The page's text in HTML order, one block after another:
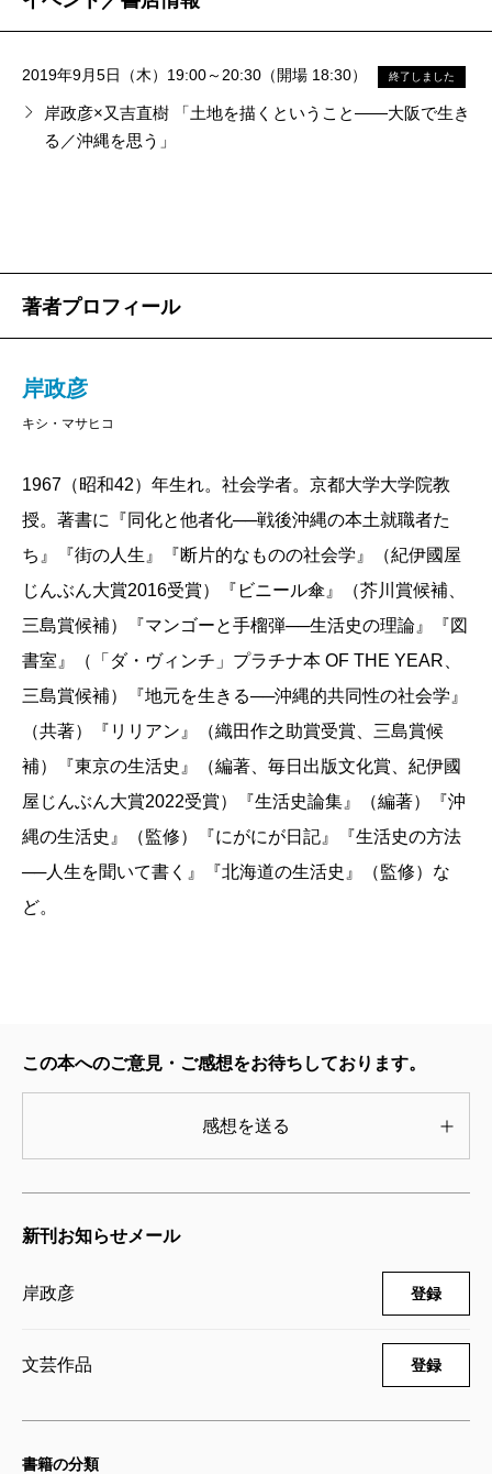
ん。たくさんの猫に抱かれてくるまったこたつ。体
時間を過ごしていた男の子と出会って話をするうち
に、支え合うようなふたりの真剣な会話と想像は淀川
の河川敷の「秘密基地」に流れつき、やがて、人類が
な、懐かしい気持ちがこみあげるだろう。しかし、作
品の底を流れるその優しさは諦めによく似ていて、そ
させる。言葉を持ってしまった私たちにはもう生きる
自己を分節化し規定する言葉がなくなり、そこから派
間。表題作の「図書室」では、最後に不意に甦る高波
のイメージに、そして「給水塔」では、語り手がふた
りの友人と公園のベンチで浴びた日差しに、その名付
けようのない一瞬が現れる。この物語を紡ぐ言葉は、
すべてこの瞬間のためにある。言葉以前、犬や猫や風
とおなじになるような、その一瞬をこそ目指してい
る。
2019年9月5日（木）19:00～20:30（開場 18:30） 終了しました
岸政彦×又吉直樹 「土地を描くということ――大阪で生き
る／沖縄を思う」
著者プロフィール
岸政彦
キシ・マサヒコ
1967（昭和42）年生れ。社会学者。京都大学大学院教
授。著書に『同化と他者化──戦後沖縄の本土就職者た
ち』『街の人生』『断片的なものの社会学』（紀伊國屋
じんぶん大賞2016受賞）『ビニール傘』（芥川賞候補、
三島賞候補）『マンゴーと手榴弾──生活史の理論』『図
書室』（「ダ・ヴィンチ」プラチナ本 OF THE YEAR、
三島賞候補）『地元を生きる──沖縄的共同性の社会学』
（共著）『リリアン』（織田作之助賞受賞、三島賞候
補）『東京の生活史』（編著、毎日出版文化賞、紀伊國
屋じんぶん大賞2022受賞）『生活史論集』（編著）『沖
縄の生活史』（監修）『にがにが日記』『生活史の方法
──人生を聞いて書く』『北海道の生活史』（監修）な
ど。
この本へのご意見・ご感想をお待ちしております。
感想を送る
新刊お知らせメール
岸政彦 登録
文芸作品 登録
書籍の分類